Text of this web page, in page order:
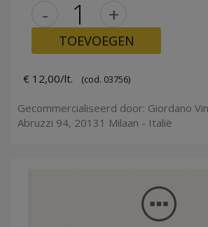
- +
TOEVOEGEN
€ 12,00/lt. (cod. 03756)
Gecommercialiseerd door: Giordano
Abruzzi 94, 20131 Milaan - Italië